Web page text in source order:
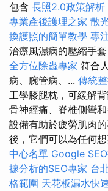
包含 長照2.0政策解析
專業產後護理之家 散
換護照的簡單教學 專
治療風濕病的壓縮手
全方位除蟲專家 符合
病、腕管病、... 傳統
工學膝腿枕，可緩解
骨神經痛、脊椎側彎
設備有助於疲勞肌肉
後，它們可以為任何
中心名單 Google
據分析的SEO專家 台
格範圍 天花板漏水快